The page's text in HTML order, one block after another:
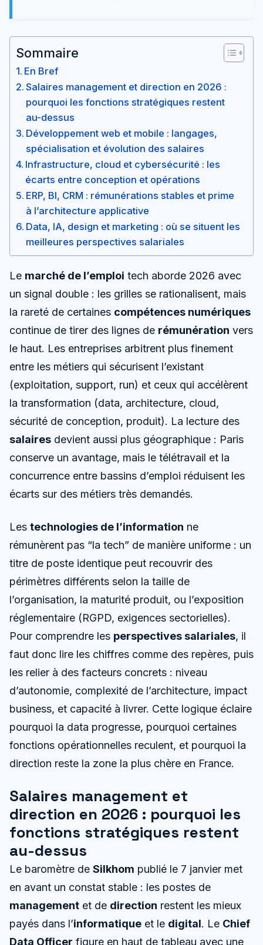
Sommaire
En Bref
Salaires management et direction en 2026 :
pourquoi les fonctions stratégiques restent
au-dessus
Développement web et mobile : langages,
spécialisation et évolution des salaires
Infrastructure, cloud et cybersécurité : les
écarts entre conception et opérations
ERP, BI, CRM : rémunérations stables et prime
à l’architecture applicative
Data, IA, design et marketing : où se situent les
meilleures perspectives salariales
Le marché de l’emploi tech aborde 2026 avec
un signal double : les grilles se rationalisent, mais
la rareté de certaines compétences numériques
continue de tirer des lignes de rémunération vers
le haut. Les entreprises arbitrent plus finement
entre les métiers qui sécurisent l’existant
(exploitation, support, run) et ceux qui accélèrent
la transformation (data, architecture, cloud,
sécurité de conception, produit). La lecture des
salaires devient aussi plus géographique : Paris
conserve un avantage, mais le télétravail et la
concurrence entre bassins d’emploi réduisent les
écarts sur des métiers très demandés.
Les technologies de l’information ne
rémunèrent pas “la tech” de manière uniforme : un
titre de poste identique peut recouvrir des
périmètres différents selon la taille de
l’organisation, la maturité produit, ou l’exposition
réglementaire (RGPD, exigences sectorielles).
Pour comprendre les perspectives salariales, il
faut donc lire les chiffres comme des repères, puis
les relier à des facteurs concrets : niveau
d’autonomie, complexité de l’architecture, impact
business, et capacité à livrer. Cette logique éclaire
pourquoi la data progresse, pourquoi certaines
fonctions opérationnelles reculent, et pourquoi la
direction reste la zone la plus chère en France.
Salaires management et
direction en 2026 : pourquoi les
fonctions stratégiques restent
au-dessus
Le baromètre de Silkhom publié le 7 janvier met
en avant un constat stable : les postes de
management et de direction restent les mieux
payés dans l’informatique et le digital. Le Chief
Data Officer figure en haut de tableau avec une